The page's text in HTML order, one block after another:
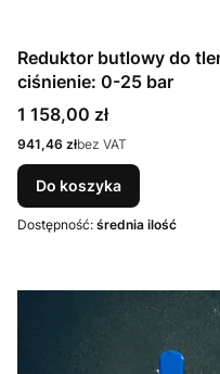
Reduktor butlowy do
ciśnienie: 0-25 bar
Cena
1 158,00 zł
Cena
941,46 złbez VAT
Do koszyka
Dostępność: średnia ilość